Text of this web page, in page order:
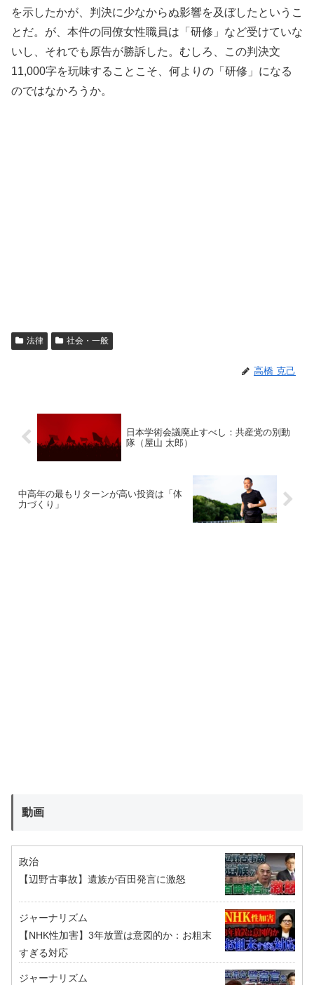
を示したかが、判決に少なからぬ影響を及ぼしたというこ
とだ。が、本件の同僚女性職員は「研修」など受けていな
いし、それでも原告が勝訴した。むしろ、この判決文
11,000字を玩味することこそ、何よりの「研修」になる
のではなかろうか。
法律 社会・一般
高橋 克己
日本学術会議廃止すべし：共産党の別動
隊（屋山 太郎）
中高年の最もリターンが高い投資は「体
力づくり」
動画
政治
【辺野古事故】遺族が百田発言に激怒
ジャーナリズム
【NHK性加害】3年放置は意図的か：お粗末
すぎる対応
ジャーナリズム